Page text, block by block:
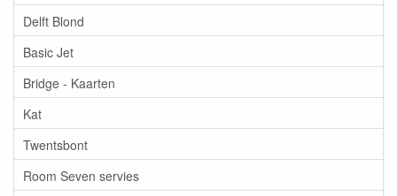
Delft Blond
Basic Jet
Bridge - Kaarten
Kat
Twentsbont
Room Seven servies